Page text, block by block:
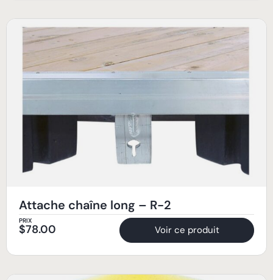
Attache chaîne long – R-2
PRIX
$78.00 Voir ce produit